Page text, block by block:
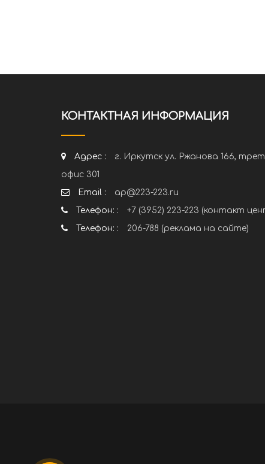
КОНТАКТНАЯ ИНФОРМАЦИЯ
Адрес :
г. Иркутск ул. Ржанова 166,
офис 301
Email :
ap@223-223.ru
Телефон: :
+7 (3952) 223-223 (контакт
Телефон: :
206-788 (реклама на сайте)